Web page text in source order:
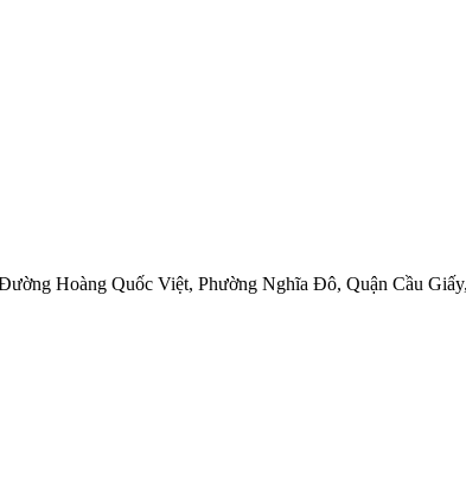
Hoàng Quốc Việt, Phường Nghĩa Đô, Quận Cầu